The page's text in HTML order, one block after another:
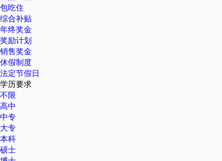
包吃住
综合补贴
年终奖金
奖励计划
销售奖金
休假制度
法定节假日
学历要求
不限
高中
中专
大专
本科
硕士